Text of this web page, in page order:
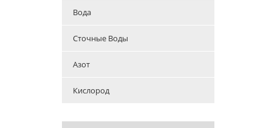
Вода
Сточные Воды
Азот
Кислород